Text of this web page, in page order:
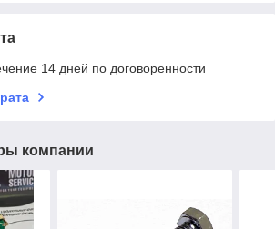
14 дней по договоренности
компании